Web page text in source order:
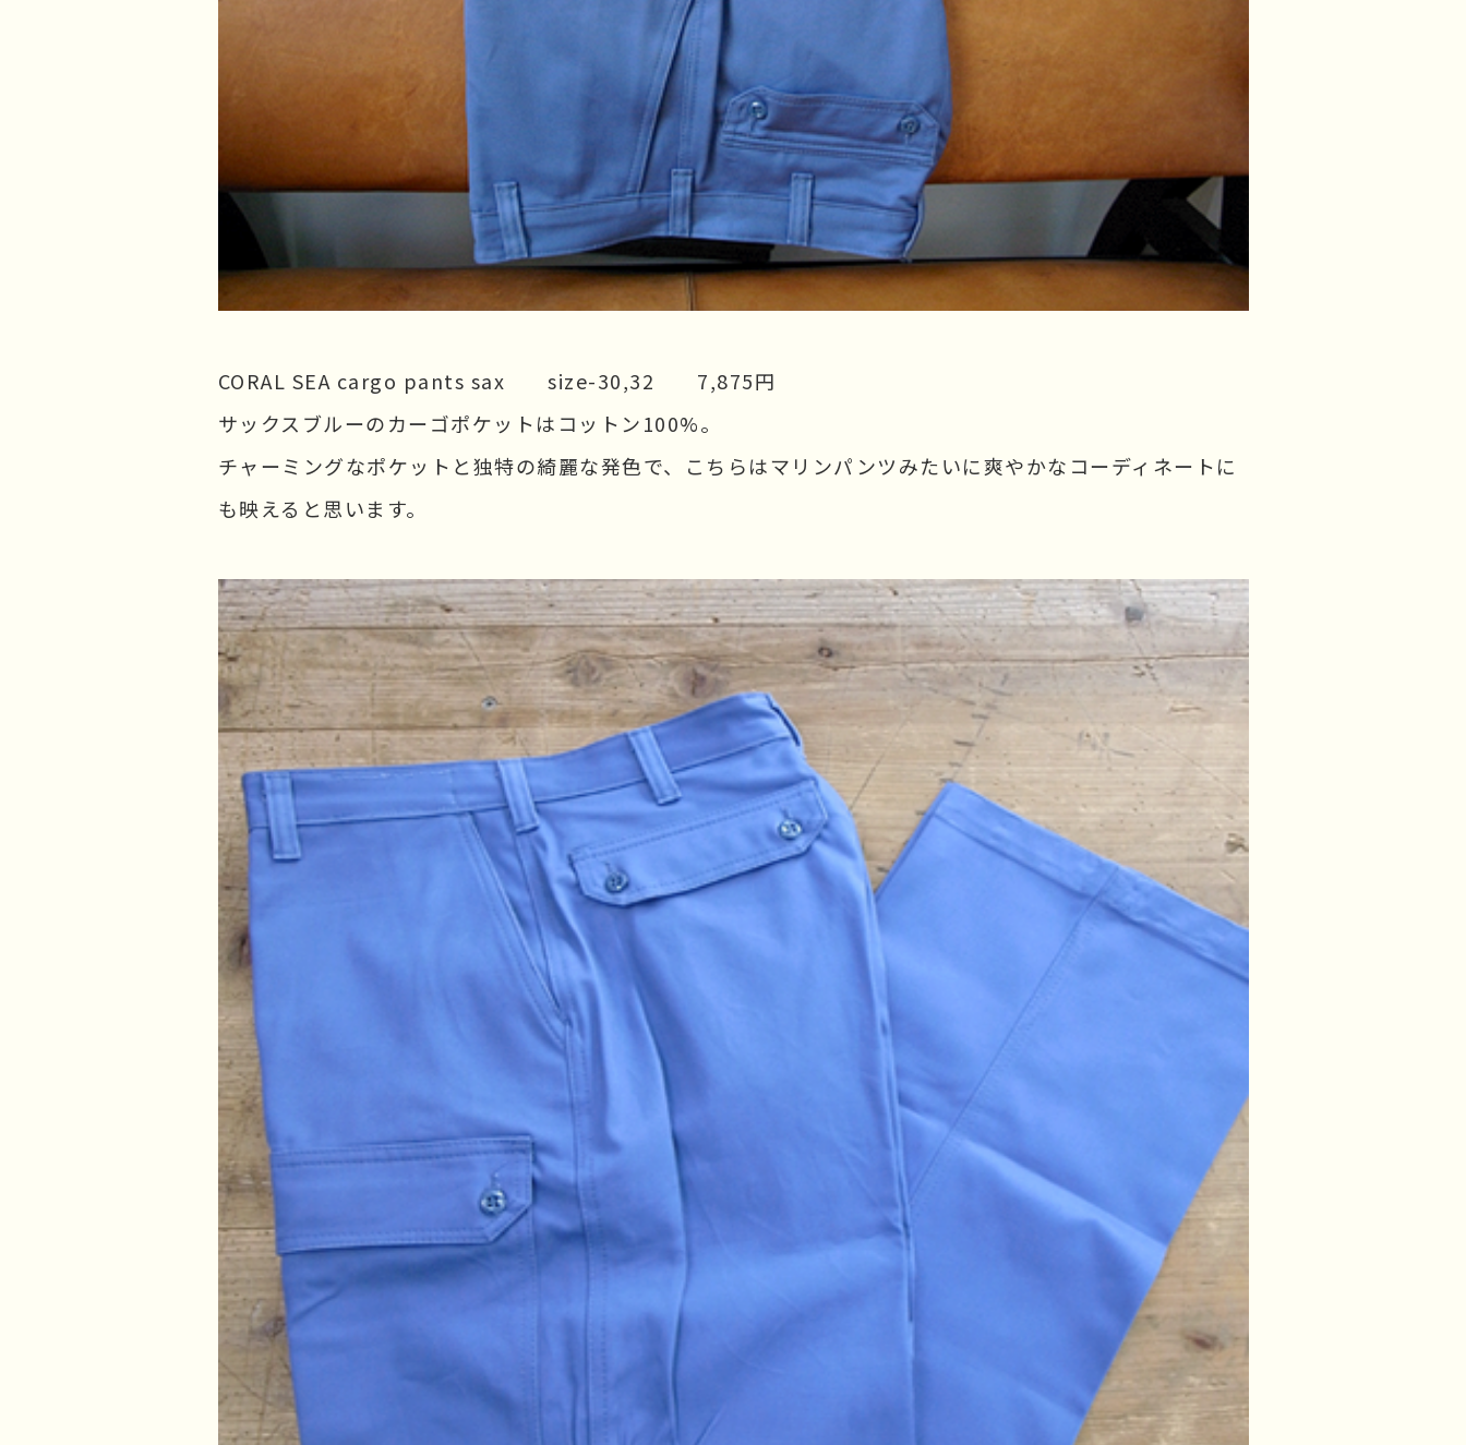
CORAL SEA cargo pants sax size-30,32 7,875円
サックスブルーのカーゴポケットはコットン100%。
チャーミングなポケットと独特の綺麗な発色で、こちらはマリンパンツみたいに爽やかなコーディネートに
も映えると思います。